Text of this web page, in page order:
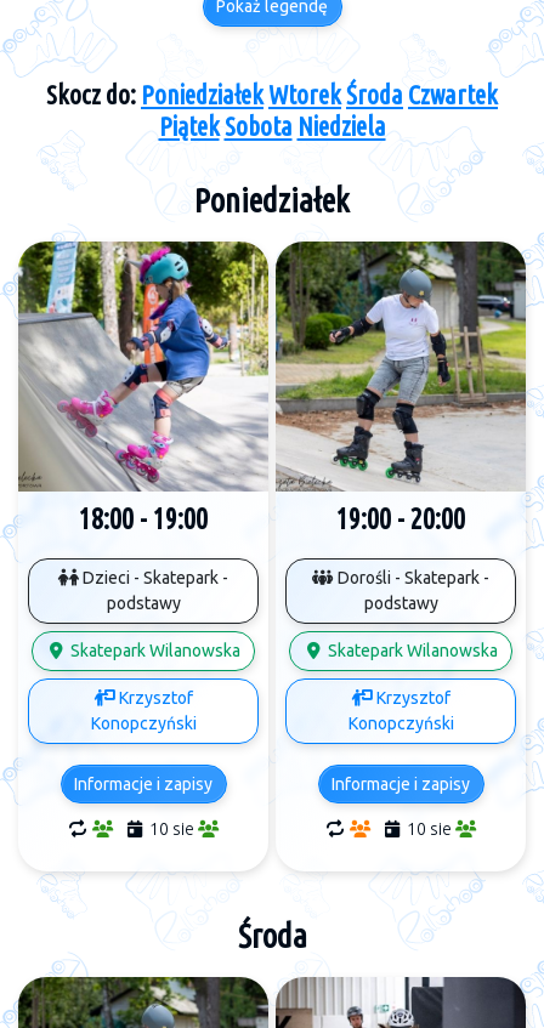
Pokaż legendę
Skocz do: PoniedziałekWtorekŚroda Czwartek
PiątekSobota Niedziela
Poniedziałek
18:00 - 19:00
Dzieci - Skatepark -
podstawy
Skatepark Wilanowska
Krzysztof
Konopczyński
Informacje i zapisy
10 sie
19:00 - 20:00
Dorośli - Skatepark -
podstawy
Skatepark Wilanowska
Krzysztof
Konopczyński
Informacje i zapisy
10 sie
Środa